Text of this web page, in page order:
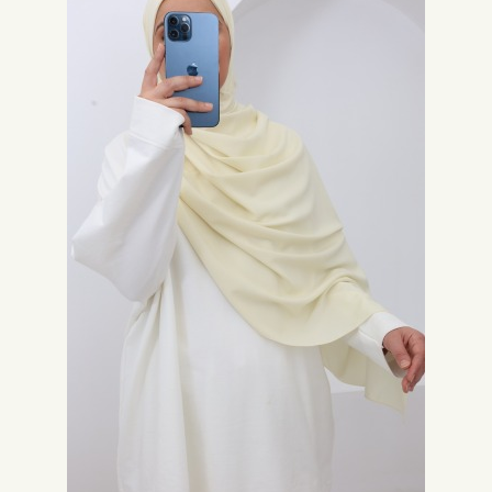
Hijab Sport
Für sportliche Aktivitäten ist der Jersey-Hijab der am besten geeignete
Hijab. Sein blickdichter, bequemer, elastischer und atmungsaktiver Stoff
vereint alle notwendigen Eigenschaften. Die häufigste Farbe ist schwarz,
dicht gefolgt von anthrazit und grau meliert.
Die Hijab-Box aus Premium-Jersey
Um einen günstigen Preis zu erzielen, ist die Hijab-Boxaus Premium-
Jersey die beste Wahl. Die Box besteht aus mehreren Hijabs in
verschiedenen Farben. Je nach Ihren Wünschen wählen Sie aus den
verschiedenen verfügbaren Boxen. Als kleines Extra finden Sie in diesen
Boxen auch Zubehör wie einen Magneten zur Befestigung.